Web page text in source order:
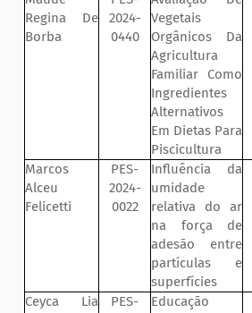
Regina De
Borba
2024-
0440
Vegetais
Orgânicos Da
Agricultura
Familiar Como
Ingredientes
Alternativos
Em Dietas Para
Piscicultura
Marcos
Alceu
Felicetti
PES-
2024-
0022
Influência da
umidade
relativa do ar
na força de
adesão entre
partículas e
superfícies
Ceyca Lia
PES-
Educação